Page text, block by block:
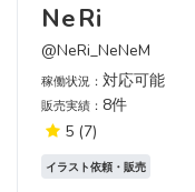
NeRi
@NeRi_NeNeM
稼働状況： 対応可能
販売実績： 8件
5 (7)
イラスト依頼・販売